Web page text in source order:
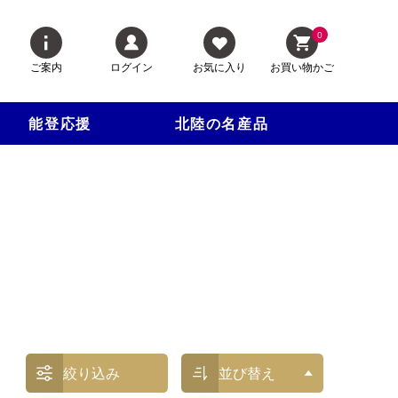
ご案内 ログイン お気に入り
0
お買い物かご
能登応援 北陸の名産品
絞り込み 並び替え